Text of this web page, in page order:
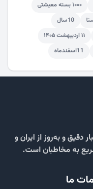
۱۰۰۰ بسته معیشتی
10سال
۱۱ اردیبهشت ۱۴۰۵
11اسفندماه
دقیق و به‌روز از ایران و
به مخاطبان است.
ما